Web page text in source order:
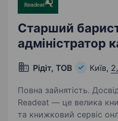
Старший
адміністратор
Рідіт, ТОВ Київ,
Повна зайнятість.
Readeat — це велика
та книжковий сервіс